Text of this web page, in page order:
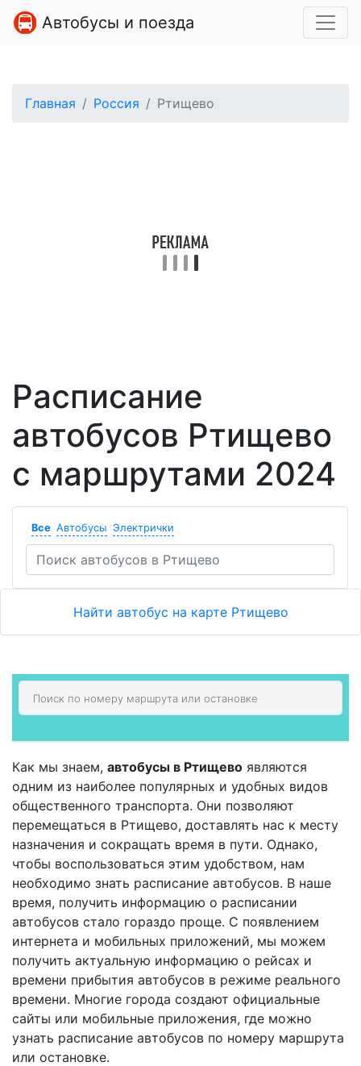
Автобусы и поезда
Главная Россия Ртищево
Расписание
автобусов Ртищево
с маршрутами 2024
Все Автобусы Электрички
Найти автобус на карте Ртищево
Как мы знаем, автобусы в Ртищево являются
одним из наиболее популярных и удобных видов
общественного транспорта. Они позволяют
перемещаться в Ртищево, доставлять нас к месту
назначения и сокращать время в пути. Однако,
чтобы воспользоваться этим удобством, нам
необходимо знать расписание автобусов. В наше
время, получить информацию о расписании
автобусов стало гораздо проще. С появлением
интернета и мобильных приложений, мы можем
получить актуальную информацию о рейсах и
времени прибытия автобусов в режиме реального
времени. Многие города создают официальные
сайты или мобильные приложения, где можно
узнать расписание автобусов по номеру маршрута
или остановке.